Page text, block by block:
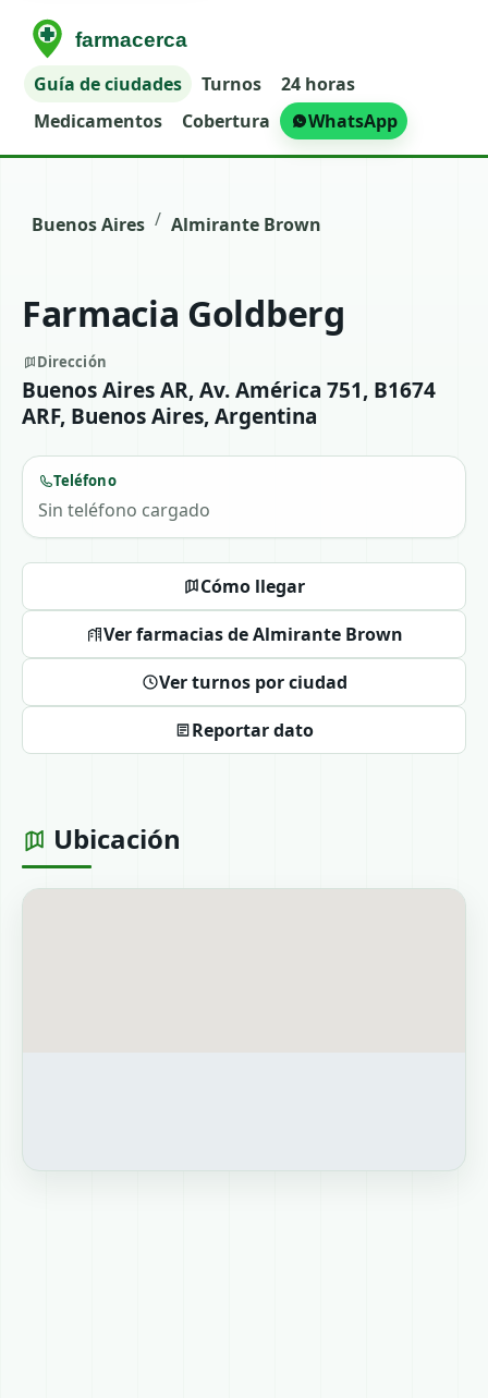
Guía de ciudades Turnos
24 horas
Medicamentos
Cobertura WhatsApp
Buenos Aires / Almirante Brown
Farmacia Goldberg
Dirección
Buenos Aires AR, Av. América 751, B1674
ARF, Buenos Aires, Argentina
Teléfono
Sin teléfono cargado
Cómo llegar
Ver farmacias de Almirante Brown
Ver turnos por ciudad
Reportar dato
Ubicación